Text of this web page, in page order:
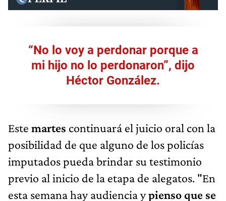
“No lo voy a perdonar porque a
mi hijo no lo perdonaron”, dijo
Héctor González.
Este martes continuará el juicio oral con la
posibilidad de que alguno de los policías
imputados pueda brindar su testimonio
previo al inicio de la etapa de alegatos. "En
esta semana hay audiencia ypienso que se